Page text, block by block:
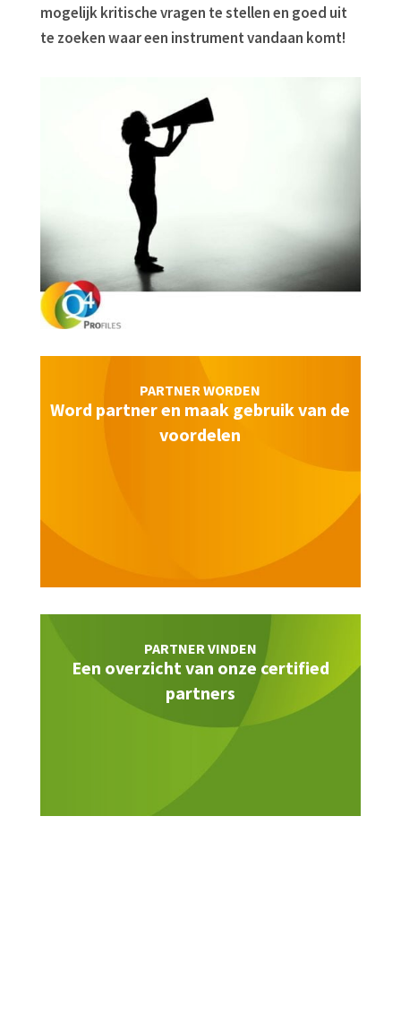
mogelijk kritische vragen te stellen en goed uit
te zoeken waar een instrument vandaan komt!
PARTNER WORDEN
Word partner en maak gebruik van de
voordelen
PARTNER VINDEN
Een overzicht van onze certified
partners